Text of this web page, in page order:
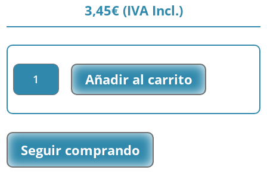
3,45€ (IVA Incl.)
Parche
impreso
PjMask
-
-
(6941_04)
cantidad
Añadir al carrito
Seguir comprando